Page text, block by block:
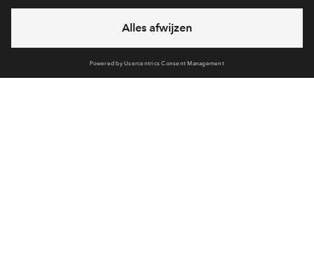
Heb je een vraag en wil je direct antwoord? Bel ons op
6 dagen per week beschikbaar (behalve tijdens